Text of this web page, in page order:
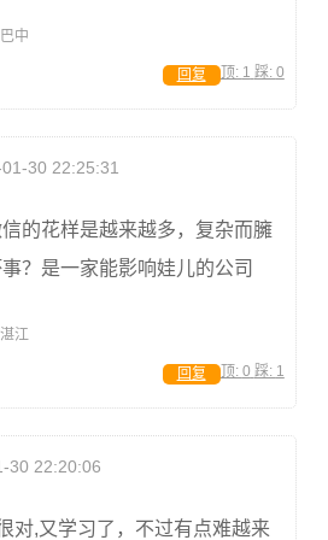
中
顶: 1 踩: 0
回复
30 22:25:31
的花样是越来越多，复杂而臃
？是一家能影响娃儿的公司
江
顶: 0 踩: 1
回复
30 22:20:06
对,又学习了，不过有点难越来